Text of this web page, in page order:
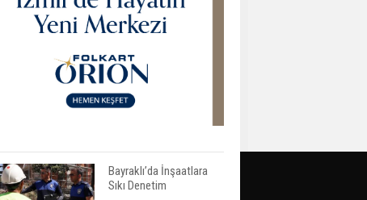
Bayraklı’da İnşaatlara
Sıkı Denetim